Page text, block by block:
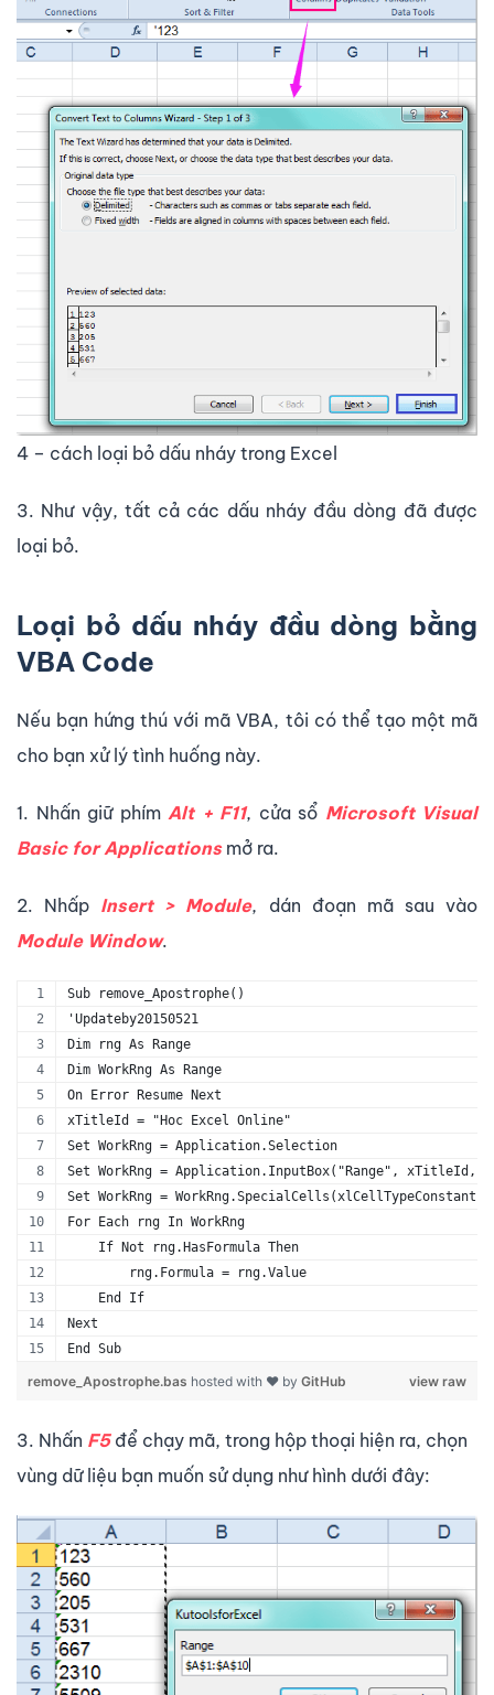
4 – cách loại bỏ dấu nháy trong Excel
3. Như vậy, tất cả các dấu nháy đầu dòng đã được
loại bỏ.
Loại bỏ dấu nháy đầu dòng bằng
VBA Code
Nếu bạn hứng thú với mã VBA, tôi có thể tạo một mã
cho bạn xử lý tình huống này.
1. Nhấn giữ phím Alt + F11, cửa sổ Microsoft Visual
Basic for Applications mở ra.
2. Nhấp Insert > Module, dán đoạn mã sau vào
Module Window.
Sub remove_Apostrophe()
'Updateby20150521
Dim rng As Range
Dim WorkRng As Range
On Error Resume Next
xTitleId = "Hoc Excel Online"
Set WorkRng = Application.Selection
Set WorkRng = Application.InputBox("Range", xTitleId,
Set WorkRng =
For Each rng In WorkRng
    If Not rng.HasFormula Then
        rng.Formula = rng.Value
    End If
Next
End Sub
view raw
remove_Apostrophe.bas hosted with ❤ by GitHub
3. Nhấn F5 để chạy mã, trong hộp thoại hiện ra, chọn
vùng dữ liệu bạn muốn sử dụng như hình dưới đây: